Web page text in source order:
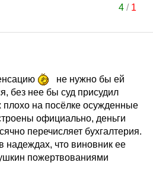
4/ 1
не нужно бы ей
без нее бы суд присудил
плохо на посёлке осужденные
официально, деньги
перечисляет бухгалтерия.
что виновник ее
пожертвованиями